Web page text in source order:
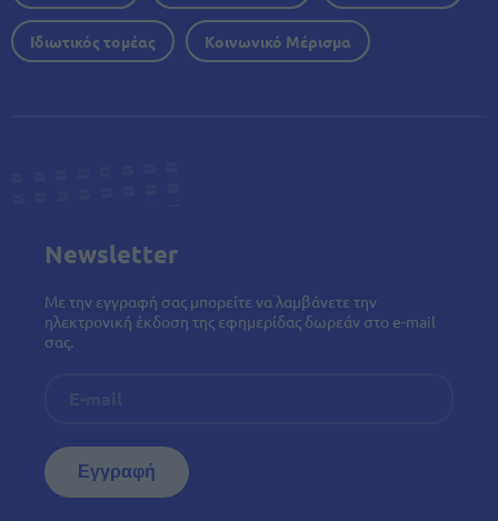
Ιδιωτικός τομέας Κοινωνικό Μέρισμα
Newsletter
Με την εγγραφή σας μπορείτε να λαμβάνετε την
ηλεκτρονική έκδοση της εφημερίδας δωρεάν στο e-mail
σας.